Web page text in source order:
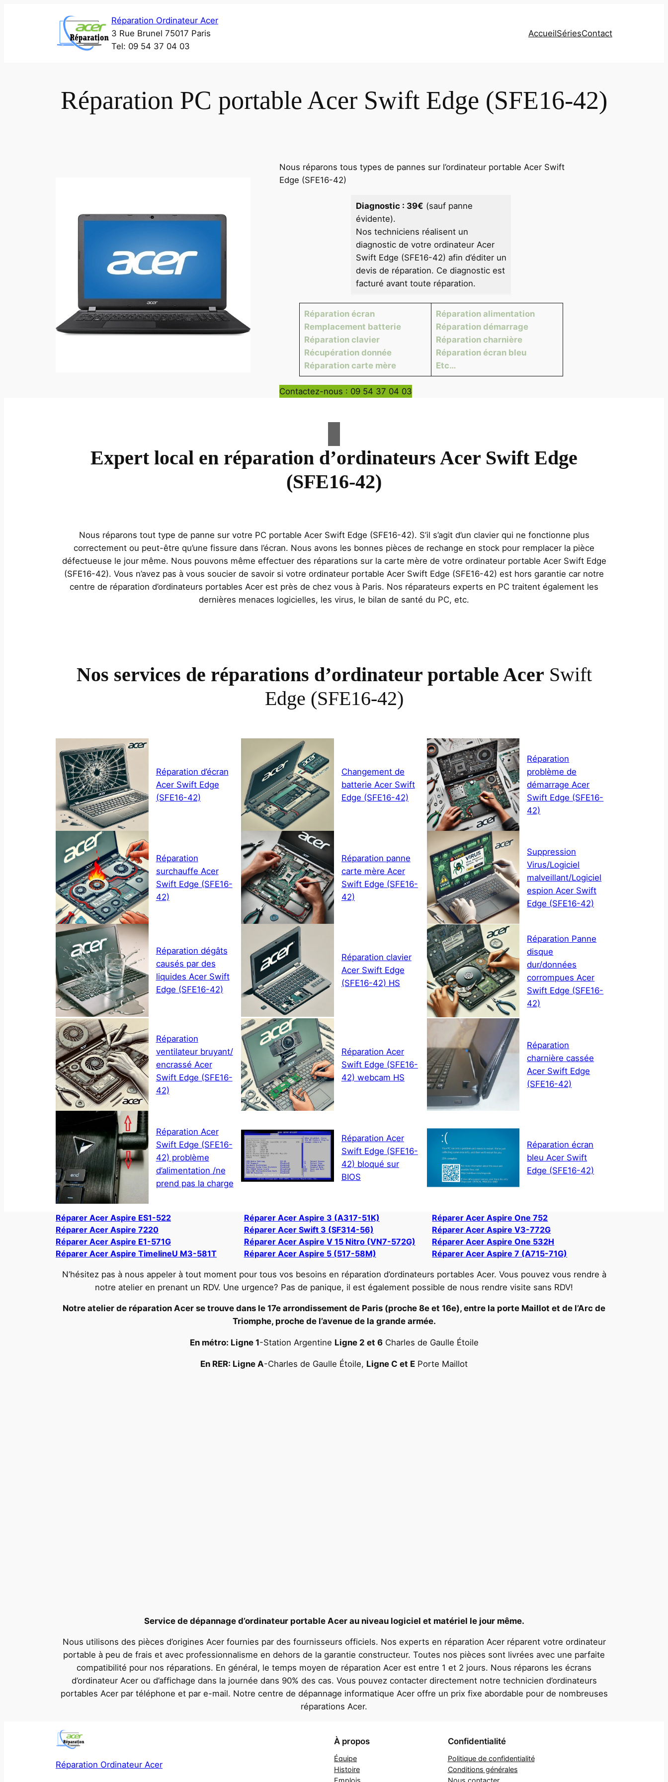
Réparation Ordinateur Acer
3 Rue Brunel 75017 Paris
Tel: 09 54 37 04 03
AccueilSériesContact
Réparation PC portable Acer Swift Edge (SFE16-42)
Nous réparons tous types de pannes sur l’ordinateur portable Acer Swift
Edge (SFE16-42)
Diagnostic : 39€ (sauf panne
évidente).
Nos techniciens réalisent un
diagnostic de votre ordinateur Acer
Swift Edge (SFE16-42) afin d’éditer un
devis de réparation. Ce diagnostic est
facturé avant toute réparation.
Réparation écran
Remplacement batterie
Réparation clavier
Récupération donnée
Réparation carte mère
Réparation alimentation
Réparation démarrage
Réparation charnière
Réparation écran bleu
Etc…
Contactez-nous : 09 54 37 04 03
Expert local en réparation d’ordinateurs Acer Swift Edge
(SFE16-42)
Nous réparons tout type de panne sur votre PC portable Acer Swift Edge (SFE16-42). S’il s’agit d’un clavier qui ne fonctionne plus
correctement ou peut-être qu’une fissure dans l’écran. Nous avons les bonnes pièces de rechange en stock pour remplacer la pièce
défectueuse le jour même. Nous pouvons même effectuer des réparations sur la carte mère de votre ordinateur portable Acer Swift Edge
(SFE16-42). Vous n’avez pas à vous soucier de savoir si votre ordinateur portable Acer Swift Edge (SFE16-42) est hors garantie car notre
centre de réparation d’ordinateurs portables Acer est près de chez vous à Paris. Nos réparateurs experts en PC traitent également les
dernières menaces logicielles, les virus, le bilan de santé du PC, etc.
Nos services de réparations d’ordinateur portable Acer Swift
Edge (SFE16-42)
Réparation d’écran
Acer Swift Edge
(SFE16-42)
Changement de
batterie Acer Swift
Edge (SFE16-42)
Réparation
problème de
démarrage Acer
Swift Edge (SFE16-
42)
Réparation
surchauffe Acer
Swift Edge (SFE16-
42)
Réparation panne
carte mère Acer
Swift Edge (SFE16-
42)
Suppression
Virus/Logiciel
malveillant/Logiciel
espion Acer Swift
Edge (SFE16-42)
Réparation dégâts
causés par des
liquides Acer Swift
Edge (SFE16-42)
Réparation clavier
Acer Swift Edge
(SFE16-42) HS
Réparation Panne
disque
dur/données
corrompues Acer
Swift Edge (SFE16-
42)
Réparation
ventilateur bruyant/
encrassé Acer
Swift Edge (SFE16-
42)
Réparation Acer
Swift Edge (SFE16-
42) webcam HS
Réparation
charnière cassée
Acer Swift Edge
(SFE16-42)
Réparation Acer
Swift Edge (SFE16-
42) problème
d’alimentation /ne
prend pas la charge
Réparation Acer
Swift Edge (SFE16-
42) bloqué sur
BIOS
Réparation écran
bleu Acer Swift
Edge (SFE16-42)
Réparer Acer Aspire ES1-522
Réparer Acer Aspire 7220
Réparer Acer Aspire E1-571G
Réparer Acer Aspire TimelineU M3-581T
Réparer Acer Aspire 3 (A317-51K)
Réparer Acer Swift 3 (SF314-56)
Réparer Acer Aspire V 15 Nitro (VN7-572G)
Réparer Acer Aspire 5 (517-58M)
Réparer Acer Aspire One 752
Réparer Acer Aspire V3-772G
Réparer Acer Aspire One 532H
Réparer Acer Aspire 7 (A715-71G)
N’hésitez pas à nous appeler à tout moment pour tous vos besoins en réparation d’ordinateurs portables Acer. Vous pouvez vous rendre à
notre atelier en prenant un RDV. Une urgence? Pas de panique, il est également possible de nous rendre visite sans RDV!
Notre atelier de réparation Acer se trouve dans le 17e arrondissement de Paris (proche 8e et 16e), entre la porte Maillot et de l’Arc de
Triomphe, proche de l’avenue de la grande armée.
En métro: Ligne 1-Station Argentine Ligne 2 et 6Charles de Gaulle Étoile
En RER: Ligne A-Charles de Gaulle Étoile, Ligne C et E Porte Maillot
Service de dépannage d’ordinateur portable Acer au niveau logiciel et matériel le jour même.
Nous utilisons des pièces d’origines Acer fournies par des fournisseurs officiels. Nos experts en réparation Acer réparent votre ordinateur
portable à peu de frais et avec professionnalisme en dehors de la garantie constructeur. Toutes nos pièces sont livrées avec une parfaite
compatibilité pour nos réparations. En général, le temps moyen de réparation Acer est entre 1 et 2 jours. Nous réparons les écrans
d’ordinateur Acer ou d’affichage dans la journée dans 90% des cas. Vous pouvez contacter directement notre technicien d’ordinateurs
portables Acer par téléphone et par e-mail. Notre centre de dépannage informatique Acer offre un prix fixe abordable pour de nombreuses
réparations Acer.
Réparation Ordinateur Acer
À propos
Équipe
Histoire
Emplois
Confidentialité
Politique de confidentialité
Conditions générales
Nous contacter